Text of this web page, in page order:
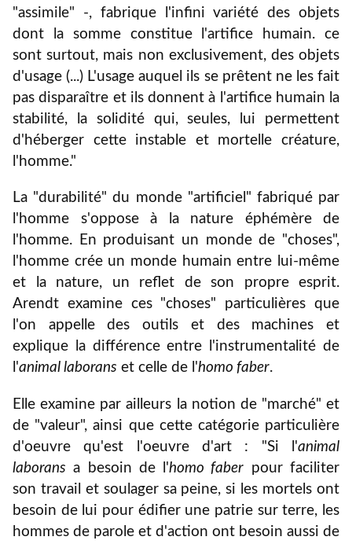
"assimile" -, fabrique l'infini variété des objets
dont la somme constitue l'artifice humain. ce
sont surtout, mais non exclusivement, des objets
d'usage (...) L'usage auquel ils se prêtent ne les fait
pas disparaître et ils donnent à l'artifice humain la
stabilité, la solidité qui, seules, lui permettent
d'héberger cette instable et mortelle créature,
l'homme."
La "durabilité" du monde "artificiel" fabriqué par
l'homme s'oppose à la nature éphémère de
l'homme. En produisant un monde de "choses",
l'homme crée un monde humain entre lui-même
et la nature, un reflet de son propre esprit.
Arendt examine ces "choses" particulières que
l'on appelle des outils et des machines et
explique la différence entre l'instrumentalité de
l'animal laborans et celle de l'homo faber.
Elle examine par ailleurs la notion de "marché" et
de "valeur", ainsi que cette catégorie particulière
d'oeuvre qu'est l'oeuvre d'art : "Si l'animal
laborans a besoin de l'homo faber pour faciliter
son travail et soulager sa peine, si les mortels ont
besoin de lui pour édifier une patrie sur terre, les
hommes de parole et d'action ont besoin aussi de